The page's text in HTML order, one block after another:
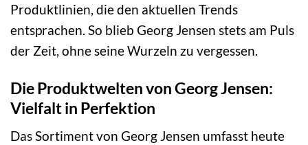
Produktlinien, die den aktuellen Trends
entsprachen. So blieb Georg Jensen stets am Puls
der Zeit, ohne seine Wurzeln zu vergessen.
Die Produktwelten von Georg Jensen:
Vielfalt in Perfektion
Das Sortiment von Georg Jensen umfasst heute